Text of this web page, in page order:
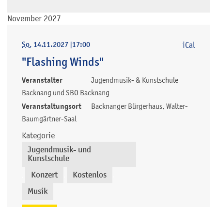
November 2027
So, 14.11.2027 |17:00
"Flashing Winds"
Veranstalter
Jugendmusik- & Kunstschule
Backnang und SBO Backnang
Veranstaltungsort
Backnanger Bürgerhaus, Walter-
Baumgärtner-Saal
Kategorie
Jugendmusik- und
Kunstschule
Konzert Kostenlos
Musik
iCal